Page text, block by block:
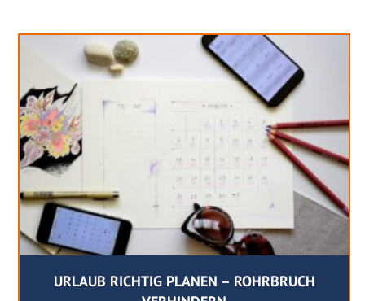
URLAUB RICHTIG PLANEN – ROHRBRUCH